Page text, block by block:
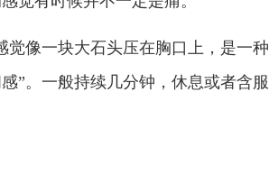
觉像一块大石头压在胸口上，是一
”。一般持续几分钟，休息或者含